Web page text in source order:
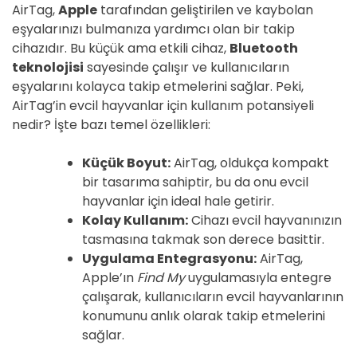
AirTag,Apple tarafından geliştirilen ve kaybolan
eşyalarınızı bulmanıza yardımcı olan bir takip
cihazıdır. Bu küçük ama etkili cihaz, Bluetooth
teknolojisi sayesinde çalışır ve kullanıcıların
eşyalarını kolayca takip etmelerini sağlar. Peki,
AirTag’in evcil hayvanlar için kullanım potansiyeli
nedir? İşte bazı temel özellikleri:
Küçük Boyut:AirTag, oldukça kompakt
bir tasarıma sahiptir, bu da onu evcil
hayvanlar için ideal hale getirir.
Kolay Kullanım:Cihazı evcil hayvanınızın
tasmasına takmak son derece basittir.
Uygulama Entegrasyonu:AirTag,
Apple’ın Find Myuygulamasıyla entegre
çalışarak, kullanıcıların evcil hayvanlarının
konumunu anlık olarak takip etmelerini
sağlar.